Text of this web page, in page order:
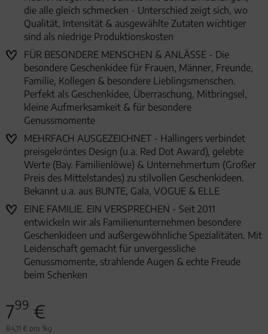
die alle gleich schmecken - Unterschied zeigt sich, wo
Qualität, Intensität & ausgewählte Zutaten wichtiger
sind als niedrige Produktionskosten
FÜR BESONDERE MENSCHEN & ANLÄSSE - Die
besondere Geschenkidee für Frauen, Männer, Freunde,
Familie, Kollegen & besondere Lieblingsmenschen.
Perfekt als Geschenkidee, Überraschung, Mitbringsel,
kleine Aufmerksamkeit & für besondere
Genussmomente
MEHRFACH AUSGEZEICHNET - Hallingers verbindet
preisgekröntes Design (u.a. Red Dot Award), gelebte
Werte (Bay. Familienlöwe) & Unternehmertum (Großer
Preis des Mittelstandes) zu stilvollen Geschenkideen.
Bekannt u.a. aus BUNTE, Gala, VOGUE & ELLE
EINE FAMILIE. EIN VERSPRECHEN - Seit 2011
entwickeln wir als Familienunternehmen besondere
Geschenkideen und außergewöhnliche Spezialitäten. Mit
Leidenschaft gemacht für unvergessliche
Genussmomente, strahlende Augen & echte Freude
beim Schenken
799 €
84,11 € pro 1kg